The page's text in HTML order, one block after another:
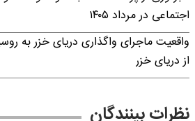
اجتماعی در مرداد ۱۴۰۵
واقعیت ماجرای واگذاری دریای خزر به
از دریای خزر
نظرات بینندگان